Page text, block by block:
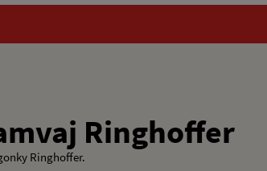
Ringhoffer
Ringhoffer.